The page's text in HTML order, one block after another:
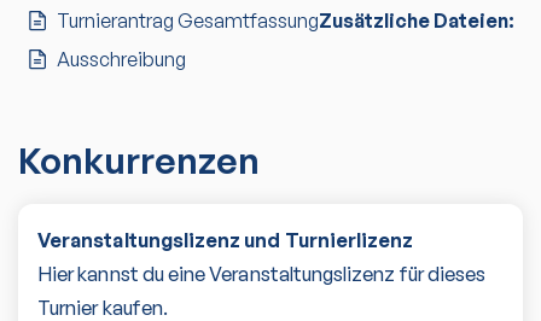
Turnierantrag GesamtfassungZusätzliche Dateien:
Ausschreibung
Konkurrenzen
Veranstaltungslizenz und Turnierlizenz
Hier kannst du eine Veranstaltungslizenz für dieses
Turnier kaufen.